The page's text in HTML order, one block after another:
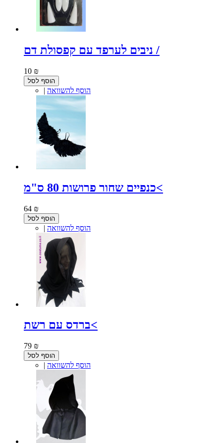
ניבים לערפד עם קפסולת דם /
10 ₪
הוסף לסל
| הוסף להשוואה
כנפיים שחור פרושות 80 ס"מ<
64 ₪
הוסף לסל
| הוסף להשוואה
ברדס עם רשת<
79 ₪
הוסף לסל
| הוסף להשוואה